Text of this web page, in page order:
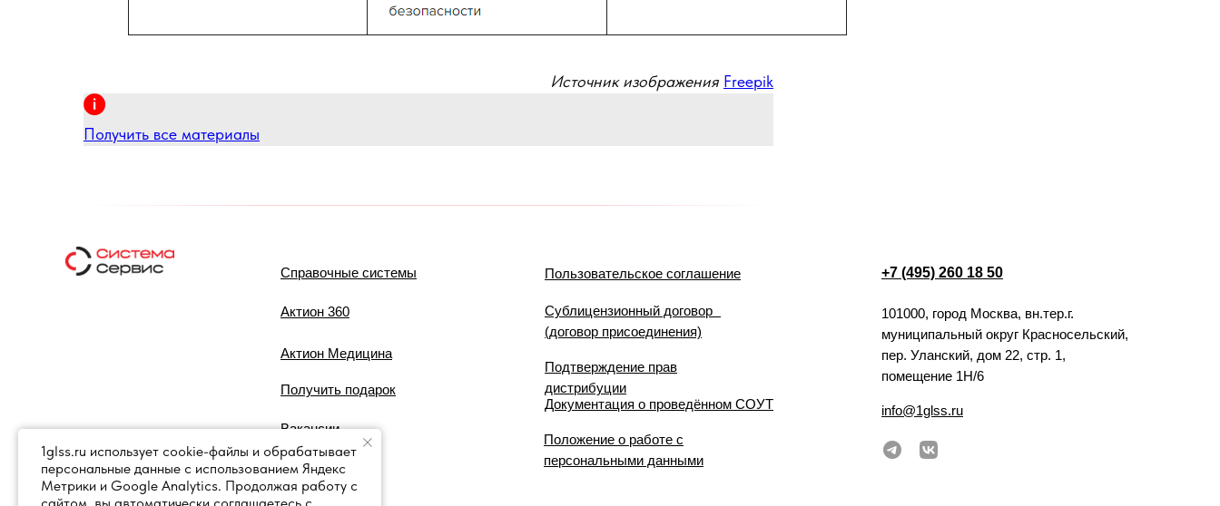
Источник изображения Freepik
Получить все материалы
+7 (495) 260 18 50
101000, город Москва, вн.тер.г.
муниципальный округ Красносельский,
пер. Уланский, дом 22, стр. 1,
помещение 1Н/6
info@1glss.ru
Справочные системы
Актион 360
Актион Медицина
Получить подарок
Вакансии
Контакты
Пользовательское соглашение
Сублицензионный договор
(договор присоединения)
Подтверждение прав
дистрибуции
Документация о проведённом СОУТ
Положение о работе с
персональными данными
1glss.ru использует cookie-файлы и обрабатывает
персональные данные с использованием Яндекс
Метрики и Google Analytics. Продолжая работу с